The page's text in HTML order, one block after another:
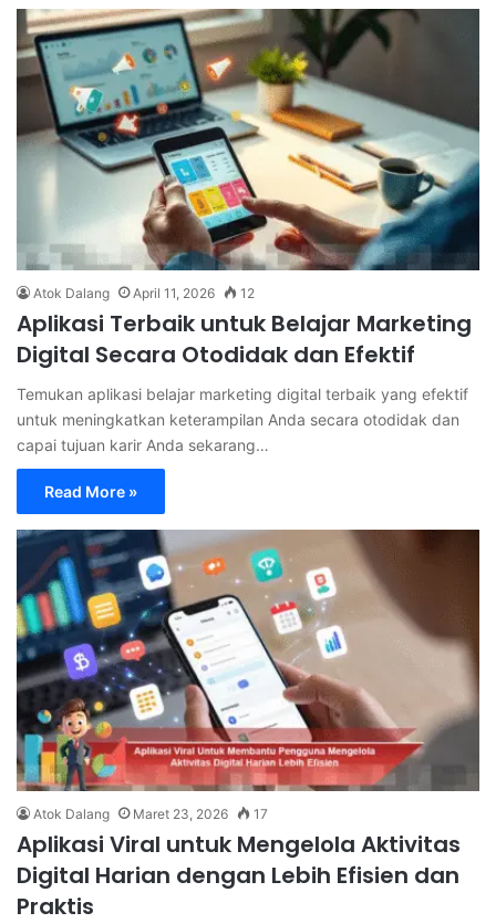
Atok Dalang April 11, 2026 12
Aplikasi Terbaik untuk Belajar Marketing
Digital Secara Otodidak dan Efektif
Temukan aplikasi belajar marketing digital terbaik yang efektif
untuk meningkatkan keterampilan Anda secara otodidak dan
capai tujuan karir Anda sekarang…
Read More »
Atok Dalang Maret 23, 2026 17
Aplikasi Viral untuk Mengelola Aktivitas
Digital Harian dengan Lebih Efisien dan
Praktis